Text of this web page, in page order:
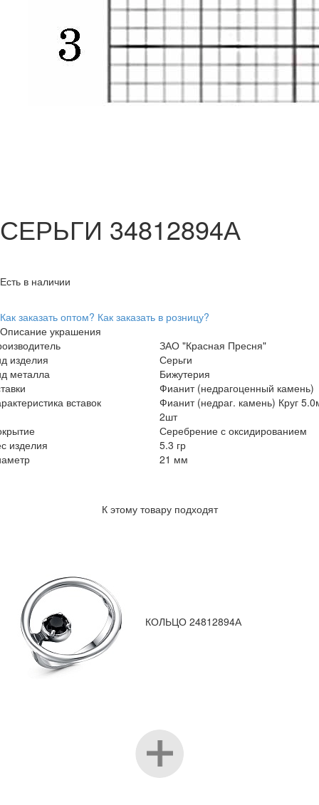
СЕРЬГИ 34812894А
Есть в наличии
Как заказать оптом? Как заказать в розницу?
Описание украшения
ЗАО "Красная Пресня"
изделия
Серьги
металла
Бижутерия
Фианит (недрагоценный камень)
вставок
Фианит (недраг. камень) Круг
2шт
Серебрение с оксидированием
изделия
5.3 гр
21 мм
К этому товару подходят
КОЛЬЦО 24812894А